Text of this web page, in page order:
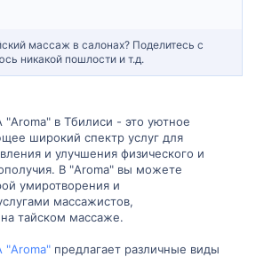
массаж в салонах? Поделитесь с
никакой пошлости и т.д.
в Тбилиси - это уютное
широкий спектр услуг для
и улучшения физического и
В "Aroma" вы можете
умиротворения и
массажистов,
тайском массаже.
"Aroma" предлагает различные виды